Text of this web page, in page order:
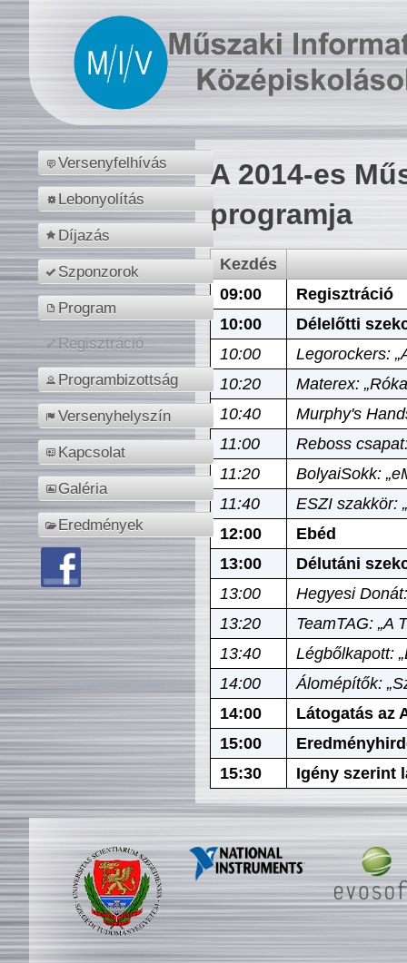
Versenyfelhívás
Lebonyolítás
Díjazás
Szponzorok
Program
Regisztráció
Programbizottság
Versenyhelyszín
Kapcsolat
Galéria
Eredmények
A 2014-es
programja
Kezdés
09:00
Regisztráció
10:00
Délelőtti
10:00
Legorockers:
10:20
Materex:
10:40
Murphy's
11:00
Reboss
11:20
BolyaiSokk:
11:40
ESZI szakkör:
12:00
Ebéd
13:00
Délutáni
13:00
Hegyesi
13:20
TeamTAG: „A
13:40
Légbőlkapott:
14:00
Álomépítők:
14:00
Látogatás az
15:00
15:30
Igény szerint